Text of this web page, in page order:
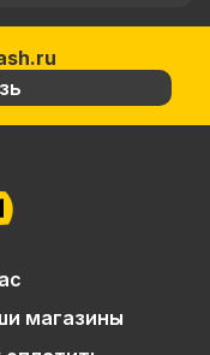
магазины